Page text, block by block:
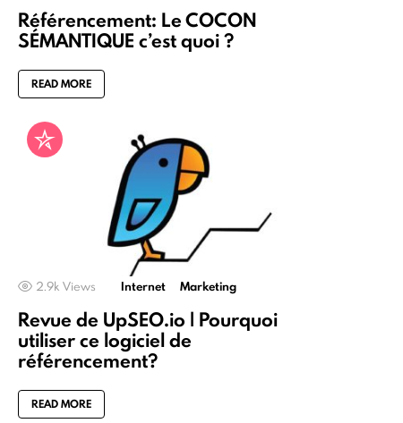
Référencement: Le COCON
SÉMANTIQUE c’est quoi ?
READ MORE
2.9k Views Internet Marketing
Revue de UpSEO.io | Pourquoi
utiliser ce logiciel de
référencement?
READ MORE